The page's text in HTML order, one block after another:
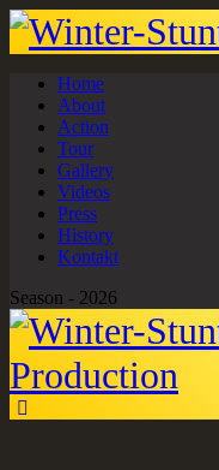
Home
About
Action
Tour
Gallery
Videos
Press
History
Kontakt
Season - 2026